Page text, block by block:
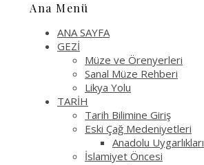
Ana Menü
ANA SAYFA
GEZİ
Müze ve Örenyerleri
Sanal Müze Rehberi
Likya Yolu
TARİH
Tarih Bilimine Giriş
Eski Çağ Medeniyetleri
Anadolu Uygarlıkları
İslamiyet Öncesi